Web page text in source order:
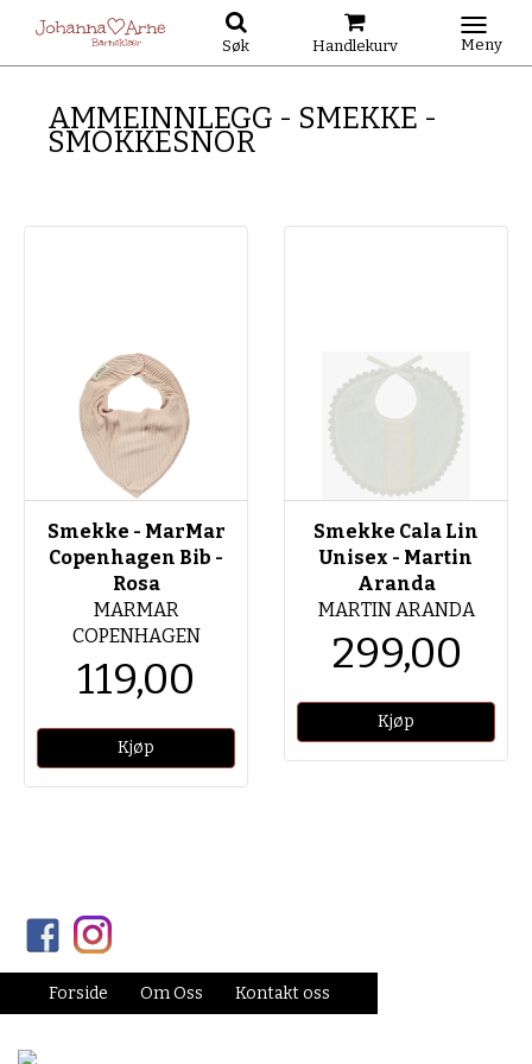
Søk Handlekurv Meny
AMMEINNLEGG - SMEKKE -
SMOKKESNOR
Smekke - MarMar
Copenhagen Bib -
Rosa
MARMAR
COPENHAGEN
119,00
Smekke Cala Lin
Unisex - Martin
Aranda
MARTIN ARANDA
299,00
Forside Om Oss Kontakt oss